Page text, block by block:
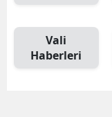
Vali
Haberleri